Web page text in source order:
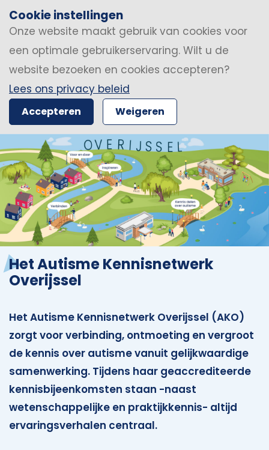
Cookie instellingen
Onze website maakt gebruik van cookies voor
een optimale gebruikerservaring. Wilt u de
website bezoeken en cookies accepteren?
Lees ons privacy beleid
Accepteren Weigeren
Het Autisme Kennisnetwerk
Overijssel
Het Autisme Kennisnetwerk Overijssel (AKO)
zorgt voor verbinding, ontmoeting en vergroot
de kennis over autisme vanuit gelijkwaardige
samenwerking. Tijdens haar geaccrediteerde
kennisbijeenkomsten staan -naast
wetenschappelijke en praktijkkennis- altijd
ervaringsverhalen centraal.